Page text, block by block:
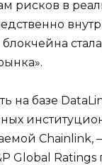
рисков в
блокчейна
на базе
Chainlink,
Global Ratings